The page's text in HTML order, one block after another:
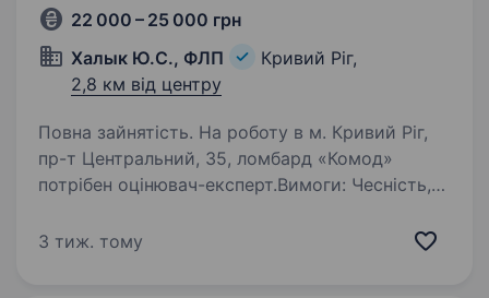
22 000 – 25 000 грн
Халык Ю.С., ФЛП
Кривий Ріг,
2,8 км від центру
Повна зайнятість. На роботу в м. Кривий Ріг,
пр-т Центральний, 35, ломбард «Комод»
потрібен оцінювач-експерт.Вимоги: Чесність,
комунікабельність; Можливо, без досвіду
3 тиж. тому